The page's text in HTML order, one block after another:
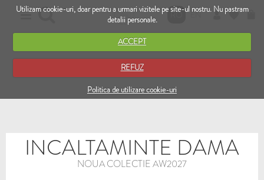
Utilizam cookie-uri, doar pentru a urmari vizitele pe site-ul nostru. Nu pastram
detalii personale.
ACCEPT
REFUZ
Politica de utilizare cookie-uri
RO EN
INCALTAMINTE DAMA
NOUA COLECTIE AW2027